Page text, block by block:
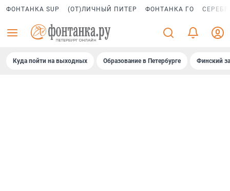
ФОНТАНКА SUP (ОТ)ЛИЧНЫЙ ПИТЕР ФОНТАНКА ГО
Куда пойти на выходных Образование в Петербурге Финский